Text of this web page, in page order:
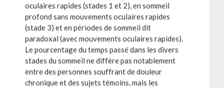
oculaires rapides (stades 1 et 2), en sommeil
profond sans mouvements oculaires rapides
(stade 3) et en périodes de sommeil dit
paradoxal (avec mouvements oculaires rapides).
Le pourcentage du temps passé dans les divers
stades du sommeil ne diffère pas notablement
entre des personnes souffrant de douleur
chronique et des sujets témoins, mais les